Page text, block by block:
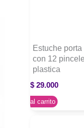
Estuche
con 12
plastica
$ 29.000
Agregar al carrito